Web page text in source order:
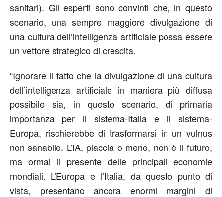
sanitari). Gli esperti sono convinti che, in questo
scenario, una sempre maggiore divulgazione di
una cultura dell’intelligenza artificiale possa essere
un vettore strategico di crescita.
“Ignorare il fatto che la divulgazione di una cultura
dell’intelligenza artificiale in maniera più diffusa
possibile sia, in questo scenario, di primaria
importanza per il sistema-Italia e il sistema-
Europa, rischierebbe di trasformarsi in un vulnus
non sanabile. L’IA, piaccia o meno, non è il futuro,
ma ormai il presente delle principali economie
mondiali. L’Europa e l’Italia, da questo punto di
vista, presentano ancora enormi margini di